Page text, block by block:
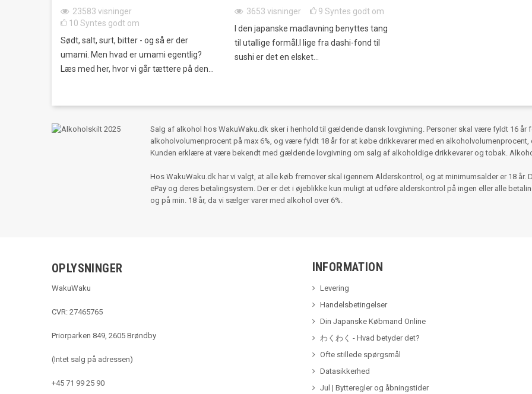
23583 visninger
10 Syntes godt om
Sødt, salt, surt, bitter - og så er der
umami. Men hvad er umami egentlig?
Læs med her, hvor vi går tættere på den...
3653 visninger 9 Syntes godt om
I den japanske madlavning benyttes tang
til utallige formål.I lige fra dashi-fond til
sushi er det en elsket...
Salg af alkohol hos WakuWaku.dk sker i henhold til gældende dansk lovgivning. Personer skal være fyldt 16 år
alkoholvolumenprocent på max 6%, og være fyldt 18 år for at købe drikkevarer med en alkoholvolumenprocent,
Kunden erklære at være bekendt med gældende lovgivning om salg af alkoholdige drikkevarer og tobak.
Hos WakuWaku.dk har vi valgt, at alle køb fremover skal igennem Alderskontrol, og at minimumsalder er 18
ePay og deres betalingsystem. Der er det i øjeblikke kun muligt at udføre alderskontrol på ingen eller alle
og på min. 18 år, da vi sælger varer med alkohol over 6%.
OPLYSNINGER
WakuWaku
CVR: 27465765
Priorparken 849, 2605 Brøndby
(Intet salg på adressen)
+45 71 99 25 90
INFORMATION
Levering
Handelsbetingelser
Din Japanske Købmand Online
わくわく - Hvad betyder det?
Ofte stillede spørgsmål
Datasikkerhed
Jul | Bytteregler og åbningstider